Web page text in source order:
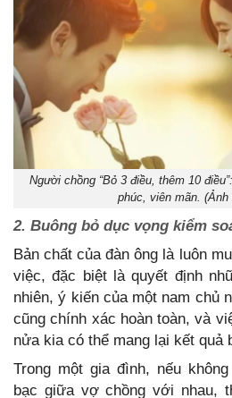
Người chồng “Bỏ 3 điều, thêm 10
phúc, viên mãn. (Ảnh
2. Buông bỏ dục vọng kiểm
Bản chất của đàn ông là luôn
việc, đặc biệt là quyết định
nhiên, ý kiến của một nam chủ
cũng chính xác hoàn toàn, và
nửa kia có thể mang lại kết quả
Trong một gia đình, nếu
bạc giữa vợ chồng với nhau,